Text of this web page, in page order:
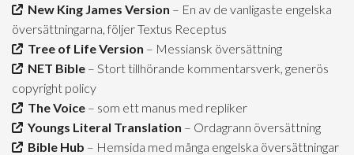
New King James Version – En av de vanligaste engelska
översättningarna, följer Textus Receptus
Tree of Life Version – Messiansk översättning
NET Bible – Stort tillhörande kommentarsverk, generös
copyright policy
The Voice – som ett manus med repliker
Youngs Literal Translation – Ordagrann översättning
Bible Hub – Hemsida med många engelska översättningar